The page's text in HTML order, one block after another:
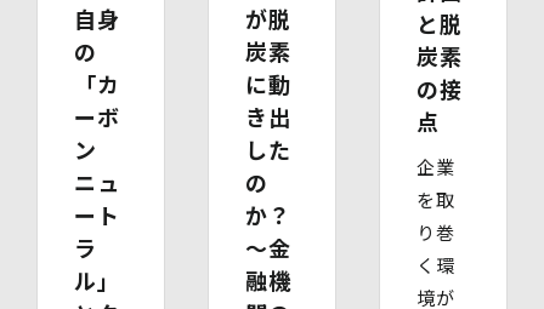
【委任による代理人様の場合】
・ 委任状
・ ご本人の印鑑証明書（3ヶ月以内に発行されたもの）
・ 委任を受けたご本人の本人確認書類の写し
(3)開示等のご請求の手数料及び徴収方法
1回のお求めにつき1,000円（紙面でのご請求の場合は、
お送りいただく請求書等に郵便為替を同封していただきま
す。その他の方法でご請求いただく場合は、ご請求時にご
相談させていただきます。）
(4)開示等の請求及びお問い合わせ窓口
個人情報保護管理者
株式会社バイウィル 管理部長
自身
の
「カ
ーボ
ン
ニュ
ート
ラ
ル」
が脱
炭素
に動
き出
した
の
か？
〜金
融機
と脱
炭素
の接
点
企業
を取
り巻
く環
境が